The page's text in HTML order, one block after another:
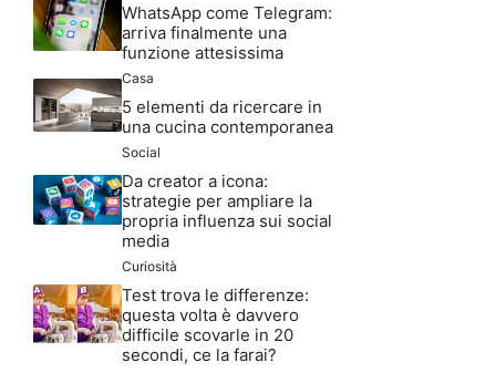
WhatsApp come Telegram:
arriva finalmente una
funzione attesissima
Casa
5 elementi da ricercare in
una cucina contemporanea
Social
Da creator a icona:
strategie per ampliare la
propria influenza sui social
media
Curiosità
Test trova le differenze:
questa volta è davvero
difficile scovarle in 20
secondi, ce la farai?